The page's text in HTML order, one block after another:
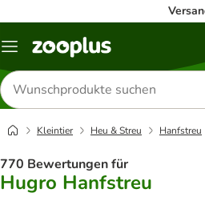
Menü
Produkte
suchen
Kleintier Heu & Streu Hanfstreu
770 Bewertungen für
Hugro Hanfstreu